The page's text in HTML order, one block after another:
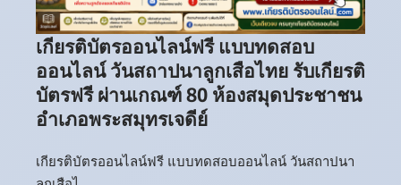
เกียรติบัตรออนไลน์ฟรี แบบทดสอบ
ออนไลน์ วันสถาปนาลูกเสือไทย รับเกียรติ
บัตรฟรี ผ่านเกณฑ์ 80 ห้องสมุดประชาชน
อำเภอพระสมุทรเจดีย์
เกียรติบัตรออนไลน์ฟรี แบบทดสอบออนไลน์ วันสถาปนา